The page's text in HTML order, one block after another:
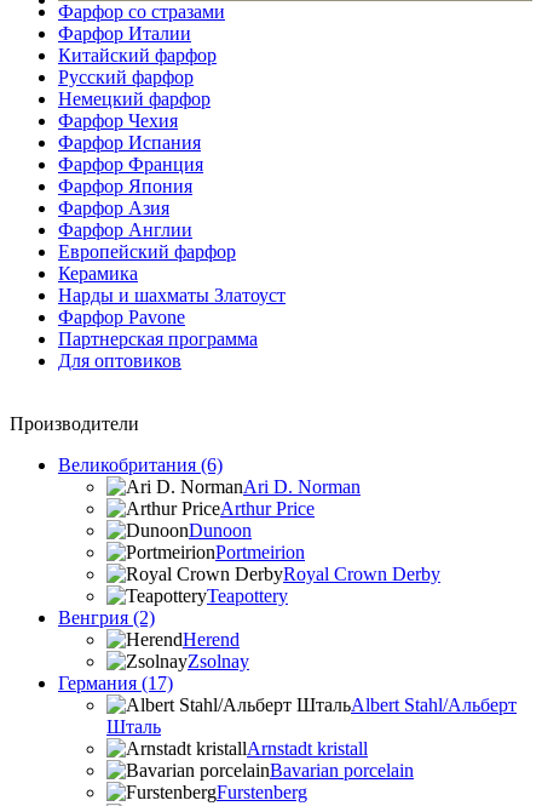
Фарфор со стразами
Фарфор Италии
Китайский фарфор
Русский фарфор
Немецкий фарфор
Фарфор Чехия
Фарфор Испания
Фарфор Франция
Фарфор Япония
Фарфор Азия
Фарфор Англии
Европейский фарфор
Керамика
Нарды и шахматы Златоуст
Фарфор Pavone
Партнерская программа
Для оптовиков
Производители
Великобритания (6)
Ari D. Norman
Arthur Price
Dunoon
Portmeirion
Royal Crown Derby
Teapottery
Венгрия (2)
Herend
Zsolnay
Германия (17)
Albert Stahl/Альбеpт
Шталь
Arnstadt kristall
Bavarian porcelain
Furstenberg